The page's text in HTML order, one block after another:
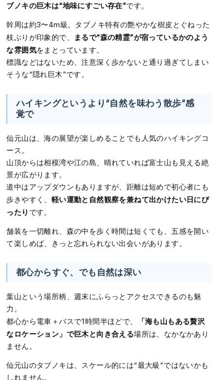
ブノキの巨木は“地味にすごい存在”です。
幹周は約3〜4m級。タブノキ特有の艶やかな樹皮とぐねった
枝ぶりが印象的で、
まるで“森の精霊”が宿っているかのよう
な雰囲気をまとっています。
標識などはないため、注意深く歩かないと通り過ぎてしまい
そうな“隠れ巨木”です。
ハイキングというより“自然を味わう散歩”感
覚で
仙元山は、海の展望が楽しめることでも人気のハイキングコ
ース。
山頂からは相模湾や江の島、晴れていれば富士山も見える絶
景が広がります。
道中はアップダウンもありますが、距離は短めで初心者にも
歩きやすく、 軽い運動と自然観察を兼ねて出かけたい日にぴ
ったり です。
舗装を一切離れ、森の中を歩く時間は短くても、五感を開い
て楽しめば、きっと忘れられない出会いがあります。
都心からすぐ、でも自然は深い
葉山という場所柄、週末にふらっとアクセスできるのも魅
力。
都心から電車＋バスで1時間半ほどで、
「海も山もある贅沢
なロケーション」で巨木と向き合える場所は、なかなかあり
ません。
仙元山のタブノキは、スケール的には“最大級”ではないかも
しれません。